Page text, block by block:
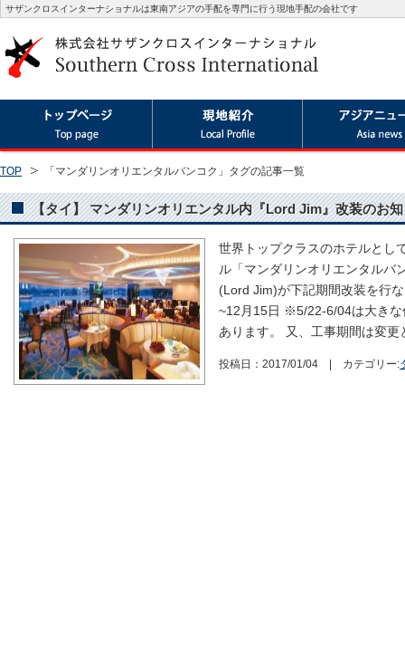
サザンクロスインターナショナルは東南アジアの手配を専門に行う現地手配の会社です
TOP 「マンダリンオリエンタルバンコク」タグの記事一覧
【タイ】 マンダリンオリエンタル内『Lord Jim』改装のお知
世界トップクラスのホテルとし
ル「マンダリンオリエンタルバ
(Lord Jim)が下記期間改装を行
~12月15日 ※5/22-6/04は大きな
あります。 又、工事期間は変更
投稿日：2017/01/04 | カテゴリー: